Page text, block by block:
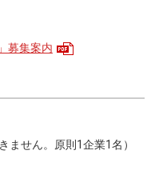
募集案内
ません。原則1企業1名）